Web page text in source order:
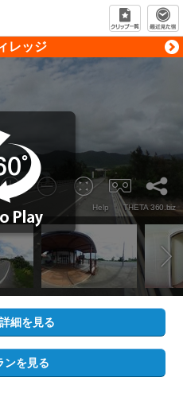
BY RECRUIT
レッジ
細を見る
ンを見る